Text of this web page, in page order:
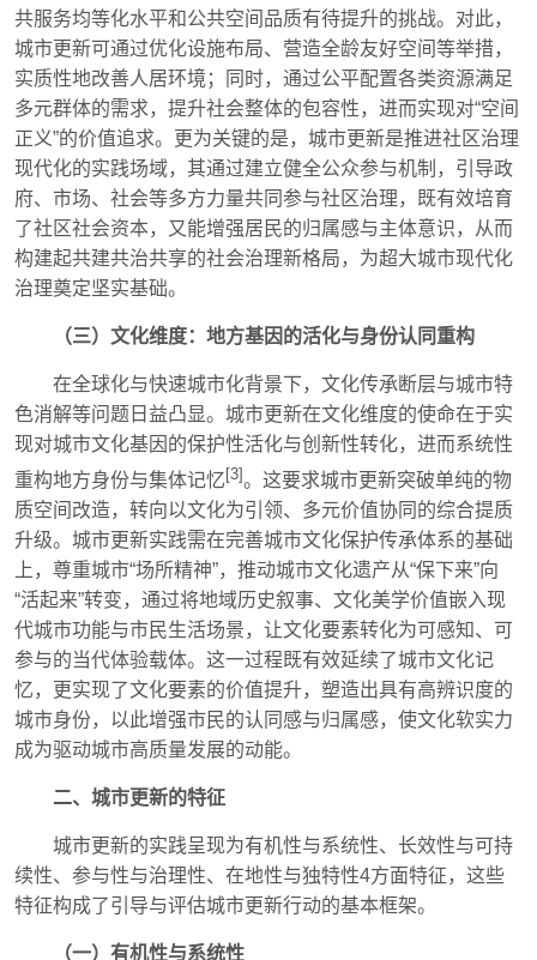
共服务均等化水平和公共空间品质有待提升的挑战。对此，
城市更新可通过优化设施布局、营造全龄友好空间等举措，
实质性地改善人居环境；同时，通过公平配置各类资源满足
多元群体的需求，提升社会整体的包容性，进而实现对“空间
正义”的价值追求。更为关键的是，城市更新是推进社区治理
现代化的实践场域，其通过建立健全公众参与机制，引导政
府、市场、社会等多方力量共同参与社区治理，既有效培育
了社区社会资本，又能增强居民的归属感与主体意识，从而
构建起共建共治共享的社会治理新格局，为超大城市现代化
治理奠定坚实基础。
（三）文化维度：地方基因的活化与身份认同重构
在全球化与快速城市化背景下，文化传承断层与城市特
色消解等问题日益凸显。城市更新在文化维度的使命在于实
现对城市文化基因的保护性活化与创新性转化，进而系统性
重构地方身份与集体记忆[3]。这要求城市更新突破单纯的物
质空间改造，转向以文化为引领、多元价值协同的综合提质
升级。城市更新实践需在完善城市文化保护传承体系的基础
上，尊重城市“场所精神”，推动城市文化遗产从“保下来”向
“活起来”转变，通过将地域历史叙事、文化美学价值嵌入现
代城市功能与市民生活场景，让文化要素转化为可感知、可
参与的当代体验载体。这一过程既有效延续了城市文化记
忆，更实现了文化要素的价值提升，塑造出具有高辨识度的
城市身份，以此增强市民的认同感与归属感，使文化软实力
成为驱动城市高质量发展的动能。
二、城市更新的特征
城市更新的实践呈现为有机性与系统性、长效性与可持
续性、参与性与治理性、在地性与独特性4方面特征，这些
特征构成了引导与评估城市更新行动的基本框架。
（一）有机性与系统性